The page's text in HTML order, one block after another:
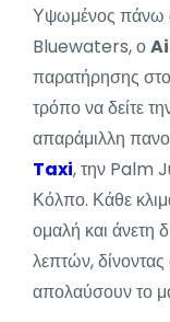
Υψωμένος πάνω
Bluewaters, ο
παρατήρησης
τρόπο να δείτε
απαράμιλλη
Taxi, την Palm
Κόλπο. Κάθε
ομαλή και άνετη
λεπτών,
απολαύσουν το